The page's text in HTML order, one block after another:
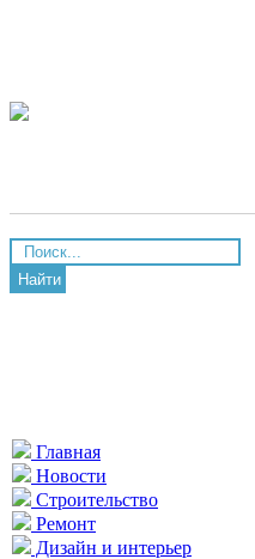
Найти
Главная
Новости
Строительство
Ремонт
Дизайн и интерьер